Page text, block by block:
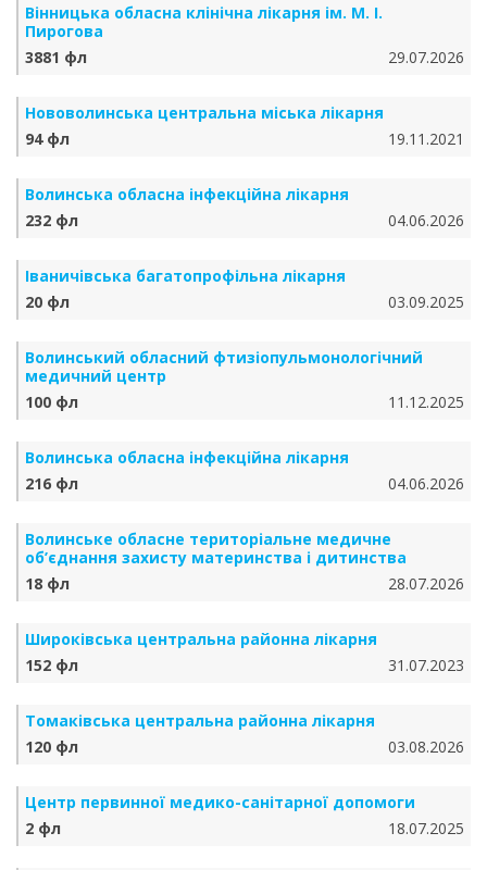
Вінницька обласна клінічна лікарня ім. М. І.
Пирогова
3881 фл
29.07.2026
Нововолинська центральна міська лікарня
94 фл
19.11.2021
Волинська обласна інфекційна лікарня
232 фл
04.06.2026
Іваничівська багатопрофільна лікарня
20 фл
03.09.2025
Волинський обласний фтизіопульмонологічний
медичний центр
100 фл
11.12.2025
Волинська обласна інфекційна лікарня
216 фл
04.06.2026
Волинське обласне територіальне медичне
об’єднання захисту материнства і дитинства
18 фл
28.07.2026
Широківська центральна районна лікарня
152 фл
31.07.2023
Томаківська центральна районна лікарня
120 фл
03.08.2026
Центр первинної медико-санітарної допомоги
2 фл
18.07.2025